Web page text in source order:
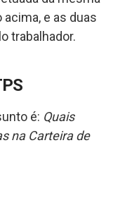
e as duas
trabalhador.
é: Quais
na Carteira de